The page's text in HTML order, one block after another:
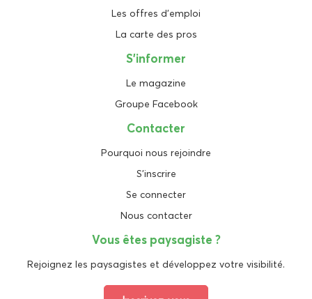
Les offres d'emploi
La carte des pros
S'informer
Le magazine
Groupe Facebook
Contacter
Pourquoi nous rejoindre
S'inscrire
Se connecter
Nous contacter
Vous êtes paysagiste ?
Rejoignez les paysagistes et développez votre visibilité.